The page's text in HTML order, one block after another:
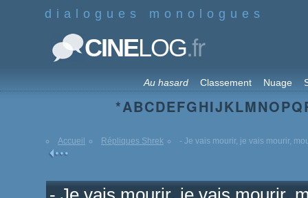
dialogues monologues
CINELOG.fr
Au hasard Classement Nuage
*ABCDEFGHIJKLMNOPQ
Accueil Répliques Shrek - Je vais mourir, je vais mourir,